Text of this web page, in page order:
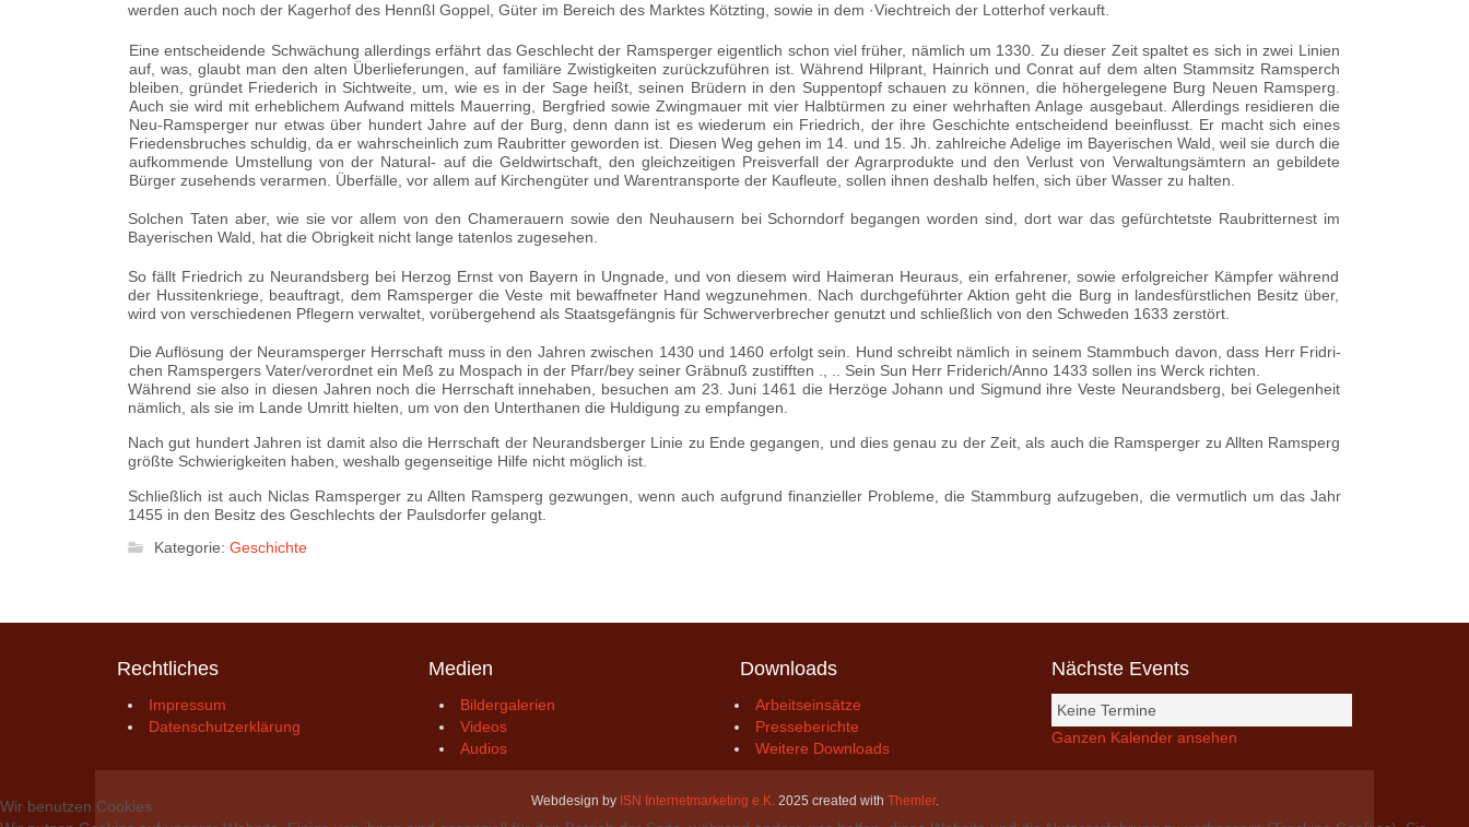
werden auch noch der Kagerhof des Hennßl Goppel, Güter im Bereich des Marktes Kötzting, sowie in dem ·Viechtreich der Lotterhof verkauft.
Eine entscheidende Schwächung aller­dings erfährt das Geschlecht der Ramsperger eigentlich schon viel frü­her, nämlich um 1330. Zu dieser Zeit spaltet es sich in zwei Linien
auf, was, glaubt man den alten Überlieferungen, auf familiäre Zwistigkeiten zurückzufüh­ren ist. Während Hilprant, Hainrich und Conrat auf dem alten Stammsitz Ramsperch
bleiben, gründet Friederich in Sichtweite, um, wie es in der Sage heißt, seinen Brüdern in den Suppen­topf schauen zu können, die höhergele­gene Burg Neuen Ramsperg.
Auch sie wird mit erheblichem Aufwand mittels Mauerring, Bergfried sowie Zwingmauer mit vier Halbtürmen zu einer wehrhaften Anlage ausgebaut. Allerdings residieren die
Neu-Ramsperger nur etwas über hundert Jahre auf der Burg, denn dann ist es wiederum ein Friedrich, der ihre Geschichte entscheidend beeinflusst. Er macht sich eines
Friedensbruches schuldig, da er wahrscheinlich zum Raubritter geworden ist. Diesen Weg gehen im 14. und 15. Jh. zahlreiche Adelige im Bayerischen Wald, weil sie durch die
aufkommende Umstellung von der Natural- auf die Geldwirtschaft, den gleichzeitigen Preisverfall der Ag­rarprodukte und den Verlust von Ver­waltungsämtern an gebildete
Bürger zusehends verarmen. Überfälle, vor allem auf Kirchengüter und Waren­transporte der Kaufleute, sollen ihnen deshalb helfen, sich über Wasser zu halten.
Solchen Taten aber, wie sie vor allem von den Chamerauern sowie den Neu­hausern bei Schorndorf begangen wor­den sind, dort war das gefürchtetste Raubritternest im
Bayerischen Wald, hat die Obrigkeit nicht lange tatenlos zugesehen.
So fällt Friedrich zu Neurandsberg bei Herzog Ernst von Bayern in Ungnade, und von diesem wird Haimeran Heu­raus, ein erfahrener, sowie erfolgreicher Kämpfer während
der Hussitenkriege, beauftragt, dem Ramsperger die Veste mit bewaffneter Hand wegzunehmen. Nach durchgeführter Aktion geht die Burg in landesfürstlichen Besitz über,
wird von verschiedenen Pflegern ver­waltet, vorübergehend als Staatsge­fängnis für Schwerverbrecher genutzt und schließlich von den Schweden 1633 zerstört.
Die Auflösung der Neuramsperger Herrschaft muss in den Jahren zwi­schen 1430 und 1460 erfolgt sein. Hund schreibt nämlich in seinem Stammbuch davon, dass Herr Fridri­
chen Ramspergers Vater/verordnet ein Meß zu Mospach in der Pfarr/bey seiner Gräbnuß zustifften ., .. Sein Sun Herr Friderich/Anno 1433 sollen ins Werck richten.
Während sie also in diesen Jahren noch die Herrschaft innehaben, besuchen am 23. Juni 1461 die Herzöge Johann und Sigmund ihre Veste Neurandsberg, bei Gelegenheit
nämlich, als sie im Lande Umritt hielten, um von den Unterthanen die Huldigung zu empfangen.
Nach gut hundert Jahren ist damit also die Herrschaft der Neurandsberger Linie zu Ende gegangen, und dies genau zu der Zeit, als auch die Ramsperger zu Allten Ramsperg
größte Schwierigkeiten haben, weshalb gegenseitige Hilfe nicht möglich ist.
Schließlich ist auch Niclas Ramsperger zu Allten Ramsperg gezwungen, wenn auch aufgrund finanzieller Probleme, die Stammburg aufzugeben, die vermut­lich um das Jahr
1455 in den Besitz des Geschlechts der Paulsdorfer gelangt.
Kategorie: Geschichte
Rechtliches
Impressum
Datenschutzerklärung
Medien
Bildergalerien
Videos
Audios
Downloads
Arbeitseinsätze
Presseberichte
Weitere Downloads
Nächste Events
Keine Termine
Ganzen Kalender ansehen
Webdesign by ISN Internetmarketing e.K.2025 created with Themler.
Wir benutzen Cookies